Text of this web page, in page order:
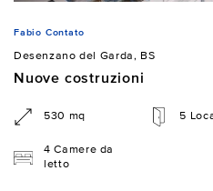
Fabio Contato
Desenzano del Garda, BS
Nuove costruzioni
530 mq 5
4 Camere da
letto